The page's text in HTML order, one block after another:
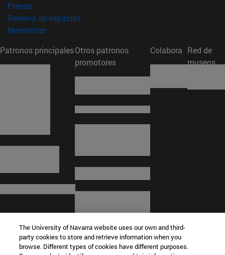
Prensa
Reserva de espacios(abre en nueva ventana)
Newsletter(abre en nueva ventana)
Patronos principalesOtros patronos
promotores
Colabora Red de
museos
The University of Navarra website uses our own and third-
party cookies to store and retrieve information when you
browse. Different types of cookies have different purposes.